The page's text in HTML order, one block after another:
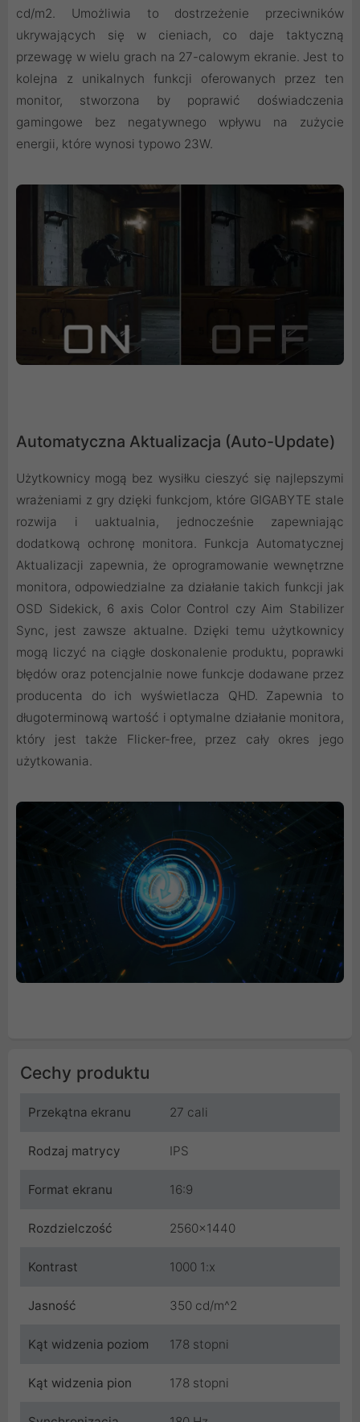
cd/m2. Umożliwia to dostrzeżenie przeciwników
ukrywających się w cieniach, co daje taktyczną
przewagę w wielu grach na 27-calowym ekranie. Jest to
kolejna z unikalnych funkcji oferowanych przez ten
monitor, stworzona by poprawić doświadczenia
gamingowe bez negatywnego wpływu na zużycie
energii, które wynosi typowo 23W.
Automatyczna Aktualizacja (Auto-Update)
Użytkownicy mogą bez wysiłku cieszyć się najlepszymi
wrażeniami z gry dzięki funkcjom, które GIGABYTE stale
rozwija i uaktualnia, jednocześnie zapewniając
dodatkową ochronę monitora. Funkcja Automatycznej
Aktualizacji zapewnia, że oprogramowanie wewnętrzne
monitora, odpowiedzialne za działanie takich funkcji jak
OSD Sidekick, 6 axis Color Control czy Aim Stabilizer
Sync, jest zawsze aktualne. Dzięki temu użytkownicy
mogą liczyć na ciągłe doskonalenie produktu, poprawki
błędów oraz potencjalnie nowe funkcje dodawane przez
producenta do ich wyświetlacza QHD. Zapewnia to
długoterminową wartość i optymalne działanie monitora,
który jest także Flicker-free, przez cały okres jego
użytkowania.
Cechy produktu
Przekątna ekranu 27 cali
Rodzaj matrycy IPS
Format ekranu 16:9
Rozdzielczość 2560x1440
Kontrast 1000 1:x
Jasność 350 cd/m^2
Kąt widzenia poziom 178 stopni
Kąt widzenia pion 178 stopni